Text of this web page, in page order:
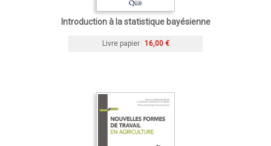
Introduction à la statistique bayésienne
Livre papier 16,00 €